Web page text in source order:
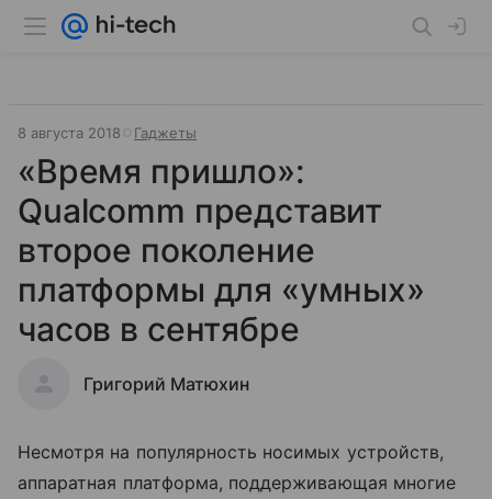
8 августа 2018 Гаджеты
«Время пришло»:
Qualcomm представит
второе поколение
платформы для «умных»
часов в сентябре
Григорий Матюхин
Несмотря на популярность носимых устройств,
аппаратная платформа, поддерживающая многие